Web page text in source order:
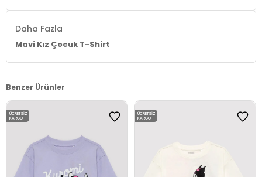
Daha Fazla
Mavi Kız Çocuk T-Shirt
Benzer Ürünler
ÜCRETSIZ
KARGO
ÜCRETSIZ
KARGO